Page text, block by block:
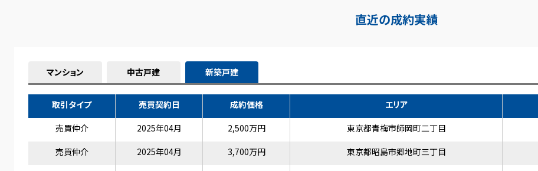
直近の成約実績
マンション 中古戸建 新築戸建
取引タイプ 売買契約日 成約価格 エリア
売買仲介
2025年04月 2,500万円 東京都青梅市師岡町二丁目
売買仲介
2025年04月 3,700万円 東京都昭島市郷地町三丁目